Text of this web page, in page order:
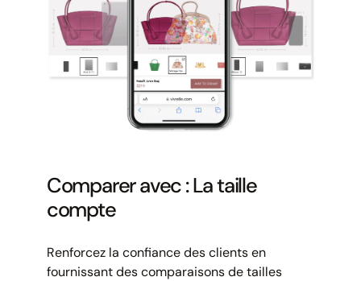
Comparer avec : La taille
compte
Renforcez la confiance des clients en
fournissant des comparaisons de tailles